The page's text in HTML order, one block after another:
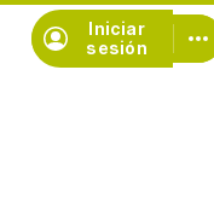
Iniciar
sesión